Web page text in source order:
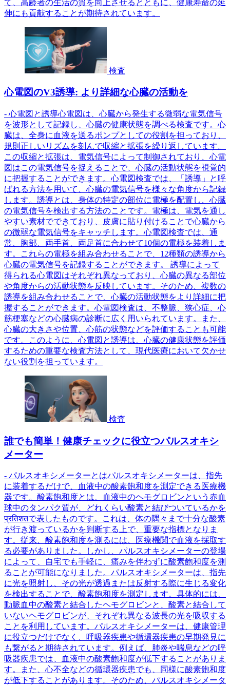
て、高齢者の生活の質を向上させるとともに、健康寿命の延
伸にも貢献することが期待されています。
検査
心電図のV3誘導: より詳細な心臓の活動を
- 心電図と誘導心電図は、心臓から発生する微弱な電気信号
を波形として記録し、心臓の健康状態を調べる検査です。心
臓は、全身に血液を送るポンプとしての役割を担っており、
規則正しいリズムを刻んで収縮と拡張を繰り返しています。
この収縮と拡張は、電気信号によって制御されており、心電
図はこの電気信号を捉えることで、心臓の活動状態を視覚的
に把握することができます。心電図検査では、「誘導」と呼
ばれる方法を用いて、心臓の電気信号を様々な角度から記録
します。誘導とは、身体の特定の部位に電極を配置し、心臓
の電気信号を検出する方法のことです。電極は、電気を通し
やすい素材でできており、皮膚に貼り付けることで心臓から
の微弱な電気信号をキャッチします。心電図検査では、通
常、胸部、両手首、両足首に合わせて10個の電極を装着しま
す。これらの電極を組み合わせることで、12種類の誘導から
心臓の電気信号を記録することができます。 誘導によって
得られる心電図はそれぞれ異なっており、心臓の異なる部位
や角度からの活動状態を反映しています。そのため、複数の
誘導を組み合わせることで、心臓の活動状態をより詳細に把
握することができます。心電図検査は、不整脈、狭心症、心
筋梗塞などの心臓病の診断に広く用いられています。また、
心臓の大きさや位置、心筋の状態などを評価することも可能
です。このように、心電図と誘導は、心臓の健康状態を評価
するための重要な検査方法として、現代医療において欠かせ
ない役割を担っています。
検査
誰でも簡単！健康チェックに役立つパルスオキシ
メーター
- パルスオキシメーターとはパルスオキシメーターは、指先
に装着するだけで、血液中の酸素飽和度を測定できる医療機
器です。酸素飽和度とは、血液中のヘモグロビンという赤血
球中のタンパク質が、どれくらい酸素と結びついているかを
प्रतिशतで表したものです。これは、体の隅々まで十分な酸素
が行き渡っているかを判断する上で、重要な指標となりま
す。従来、酸素飽和度を測るには、医療機関で血液を採取す
る必要がありました。しかし、パルスオキシメーターの登場
によって、自宅でも手軽に、痛みを伴わずに酸素飽和度を測
ることが可能になりました。パルスオキシメーターは、指先
に光を照射し、その光が透過または反射する際に生じる変化
を検出することで、酸素飽和度を測定します。具体的には、
動脈血中の酸素と結合したヘモグロビンと、酸素と結合して
いないヘモグロビンが、それぞれ異なる波長の光を吸収する
ことを利用しています。パルスオキシメーターは、健康管理
に役立つだけでなく、呼吸器疾患や循環器疾患の早期発見に
も繋がると期待されています。例えば、肺炎や喘息などの呼
吸器疾患では、血液中の酸素飽和度が低下することがありま
す。また、心不全などの循環器疾患でも、同様に酸素飽和度
が低下することがあります。そのため、パルスオキシメータ